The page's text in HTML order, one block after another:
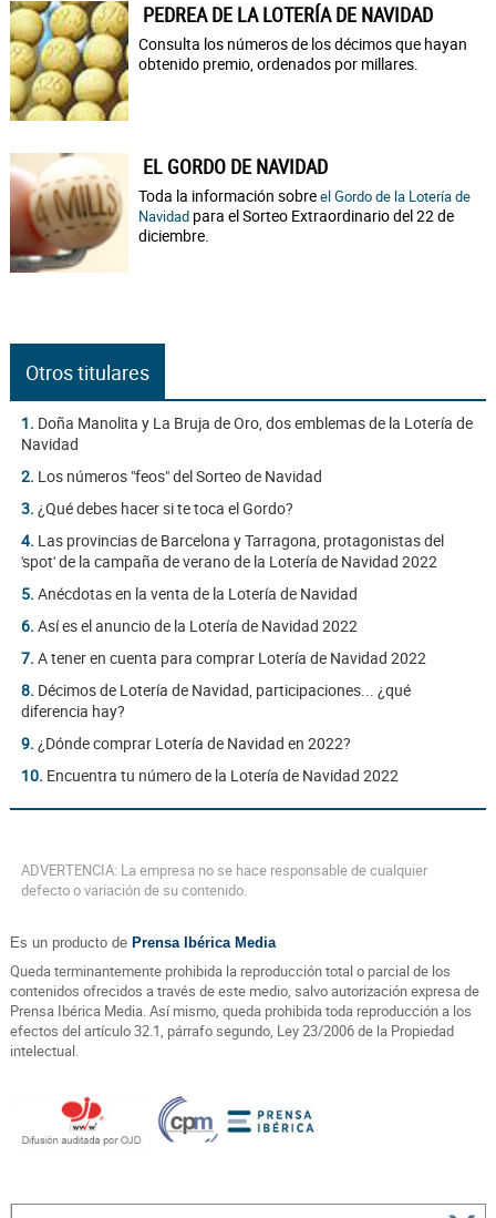
PEDREA DE LA LOTERÍA DE NAVIDAD
Consulta los números de los décimos que hayan
obtenido premio, ordenados por millares.
EL GORDO DE NAVIDAD
Toda la información sobreel Gordo de la Lotería de
Navidad para el Sorteo Extraordinario del 22 de
diciembre.
Otros titulares
1. Doña Manolita y La Bruja de Oro, dos emblemas de la Lotería de
Navidad
2. Los números "feos" del Sorteo de Navidad
3. ¿Qué debes hacer si te toca el Gordo?
4. Las provincias de Barcelona y Tarragona, protagonistas del
'spot' de la campaña de verano de la Lotería de Navidad 2022
5. Anécdotas en la venta de la Lotería de Navidad
6. Así es el anuncio de la Lotería de Navidad 2022
7. A tener en cuenta para comprar Lotería de Navidad 2022
8. Décimos de Lotería de Navidad, participaciones... ¿qué
diferencia hay?
9. ¿Dónde comprar Lotería de Navidad en 2022?
10. Encuentra tu número de la Lotería de Navidad 2022
ADVERTENCIA: La empresa no se hace responsable de cualquier
defecto o variación de su contenido.
Es un producto de Prensa Ibérica Media
Queda terminantemente prohibida la reproducción total o parcial de los
contenidos ofrecidos a través de este medio, salvo autorización expresa de
Prensa Ibérica Media. Así mismo, queda prohibida toda reproducción a los
efectos del artículo 32.1, párrafo segundo, Ley 23/2006 de la Propiedad
intelectual.